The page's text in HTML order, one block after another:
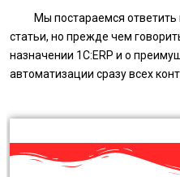
Мы постараемся
статьи, но прежде чем
назначении 1С:ERP и о
автоматизации сразу всех